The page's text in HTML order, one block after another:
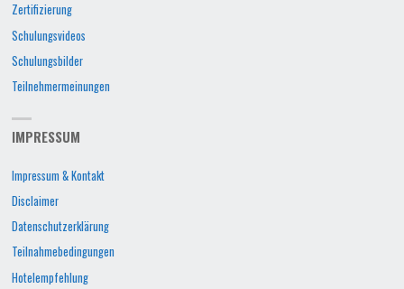
Zertifizierung
Schulungsvideos
Schulungsbilder
Teilnehmermeinungen
IMPRESSUM
Impressum & Kontakt
Disclaimer
Datenschutzerklärung
Teilnahmebedingungen
Hotelempfehlung